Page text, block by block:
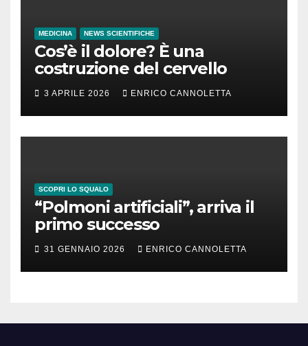
MEDICINA NEWS SCIENTIFICHE
Cos’è il dolore? È una
costruzione del cervello
3 APRILE 2026 ENRICO CANNOLETTA
SCOPRI LO SQUALO
“Polmoni artificiali”, arriva il
primo successo
31 GENNAIO 2026 ENRICO CANNOLETTA